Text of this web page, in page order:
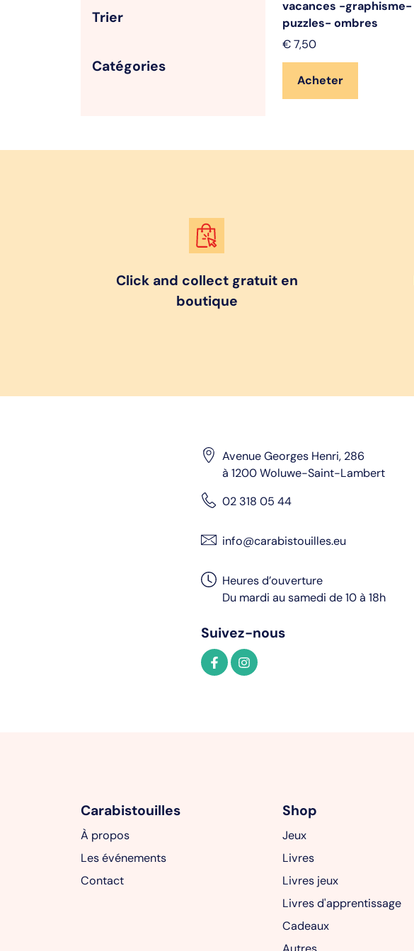
Trier
Catégories
vacances -graphisme-
puzzles- ombres
€ 7,50
Acheter
Click and collect gratuit en
boutique
Avenue Georges Henri, 286
à 1200 Woluwe-Saint-Lambert
02 318 05 44
info@carabistouilles.eu
Heures d’ouverture
Du mardi au samedi de 10 à 18h
Suivez-nous
Carabistouilles
À propos
Les événements
Contact
Shop
Jeux
Livres
Livres jeux
Livres d'apprentissage
Cadeaux